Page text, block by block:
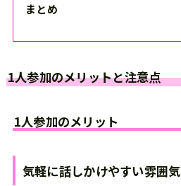
まとめ
1人参加のメリットと注意点
1人参加のメリット
気軽に話しかけやすい雰囲気